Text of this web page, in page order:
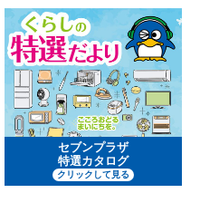
セブンプラザ
特選カタログ
クリックして見る